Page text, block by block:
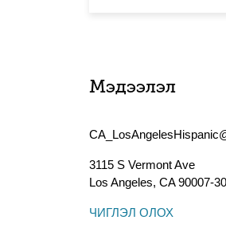
Мэдээлэл
3115 S Vermont Ave
Los Angeles, CA90007-
ЧИГЛЭЛ ОЛОХ